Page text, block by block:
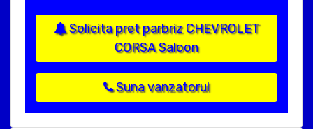
Solicita pret parbriz CHEVROLET
CORSA Saloon
Suna vanzatorul